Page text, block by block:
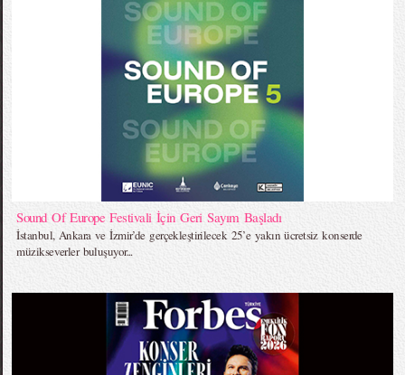
Sound Of Europe Festivali İçin Geri Sayım Başladı
İstanbul, Ankara ve İzmir’de gerçekleştirilecek 25’e yakın ücretsiz konserde
müzikseverler buluşuyor...